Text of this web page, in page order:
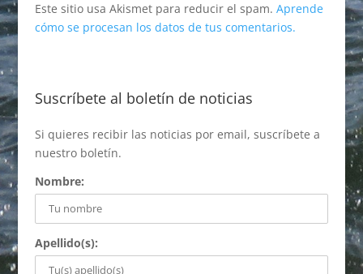
Este sitio usa Akismet para reducir el spam. Aprende
cómo se procesan los datos de tus comentarios.
Suscríbete al boletín de noticias
Si quieres recibir las noticias por email, suscríbete a
nuestro boletín.
Nombre:
Apellido(s):